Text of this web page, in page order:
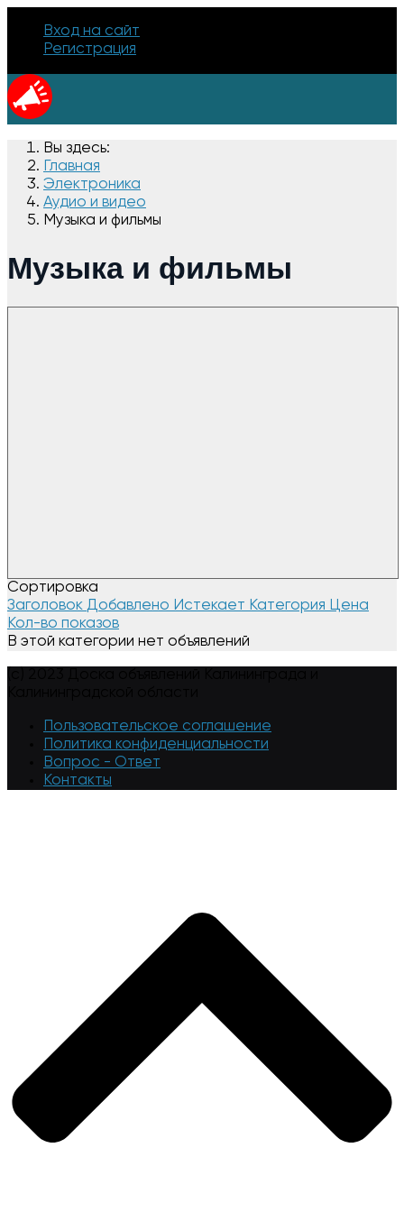
Вход на сайт
Регистрация
Вы здесь:
Главная
Электроника
Аудио и видео
Музыка и фильмы
Музыка и фильмы
Сортировка
Заголовок Добавлено Истекает Категория Цена
Кол-во показов
В этой категории нет объявлений
Пользовательское соглашение
Политика конфиденциальности
Вопрос - Ответ
Контакты